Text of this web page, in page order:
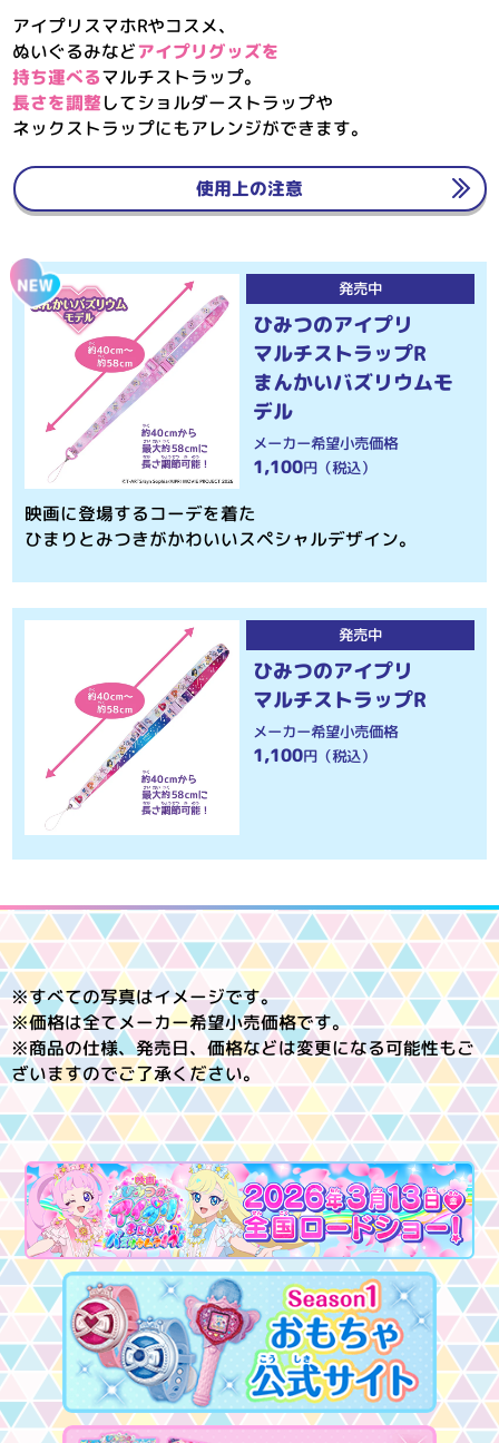
アイプリスマホRやコスメ、
ぬいぐるみなどアイプリグッズを
持ち運べるマルチストラップ。
長さを調整してショルダーストラップや
ネックストラップにもアレンジができます。
使用上の注意
NEW
発売中
ひみつのアイプリ
マルチストラップR
まんかいバズリウムモ
デル
メーカー希望小売価格
1,100円（税込）
映画に登場するコーデを着た
ひまりとみつきがかわいいスペシャルデザイン。
発売中
ひみつのアイプリ
マルチストラップR
メーカー希望小売価格
1,100円（税込）
※すべての写真はイメージです。
※価格は全てメーカー希望小売価格です。
※商品の仕様、発売日、価格などは変更になる可能性もご
ざいますのでご了承ください。